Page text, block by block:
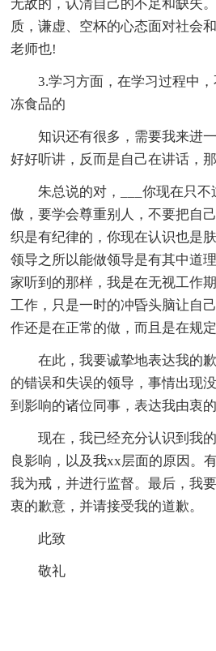
无敌的，认清自己的不足和缺失
质，谦虚、空杯的心态面对社会
老师也!
3.学习方面，在学习过程中
冻食品的
知识还有很多，需要我来进
好好听讲，反而是自己在讲话，
朱总说的对，___你现在只
傲，要学会尊重别人，不要把自
织是有纪律的，你现在认识也是
领导之所以能做领导是有其中道
家听到的那样，我是在无视工作
工作，只是一时的冲昏头脑让自
作还是在正常的做，而且是在规
在此，我要诚挚地表达我的
的错误和失误的领导，事情出现
到影响的诸位同事，表达我由衷
现在，我已经充分认识到我
良影响，以及我xx层面的原因。
我为戒，并进行监督。最后，我
衷的歉意，并请接受我的道歉。
此致
敬礼